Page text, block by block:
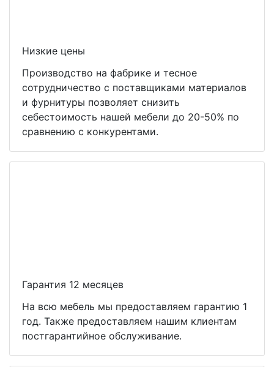
Низкие цены
Производство на фабрике и тесное
сотрудничество с поставщиками материалов
и фурнитуры позволяет снизить
себестоимость нашей мебели до 20-50% по
сравнению с конкурентами.
Гарантия 12 месяцев
На всю мебель мы предоставляем гарантию 1
год. Также предоставляем нашим клиентам
постгарантийное обслуживание.